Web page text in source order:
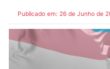
Publicado em: 26 de Junho de